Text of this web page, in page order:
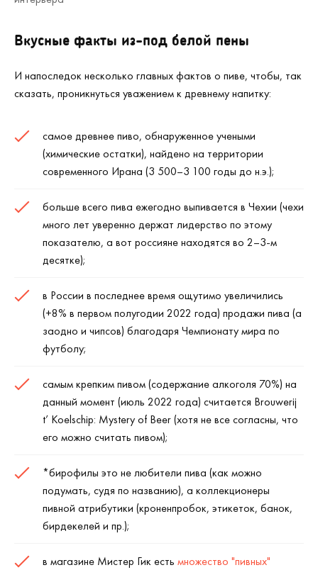
Вкусные факты из-под белой пены
И напоследок несколько главных фактов о пиве, чтобы, так
сказать, проникнуться уважением к древнему напитку:
самое древнее пиво, обнаруженное учеными
(химические остатки), найдено на территории
современного Ирана (3 500–3 100 годы до н.э.);
больше всего пива ежегодно выпивается в Чехии (чехи
много лет уверенно держат лидерство по этому
показателю, а вот россияне находятся во 2–3-м
десятке);
в России в последнее время ощутимо увеличились
(+8% в первом полугодии 2022 года) продажи пива (а
заодно и чипсов) благодаря Чемпионату мира по
футболу;
самым крепким пивом (содержание алкоголя 70%) на
данный момент (июль 2022 года) считается Brouwerij
t’ Koelschip: Mystery of Beer (хотя не все согласны, что
его можно считать пивом);
*бирофилы это не любители пива (как можно
подумать, судя по названию), а коллекционеры
пивной атрибутики (кроненпробок, этикеток, банок,
бирдекелей и пр.);
в магазине Мистер Гик есть множество "пивных"